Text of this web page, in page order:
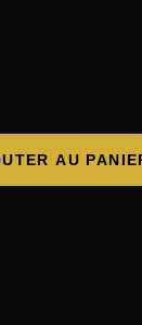
AU